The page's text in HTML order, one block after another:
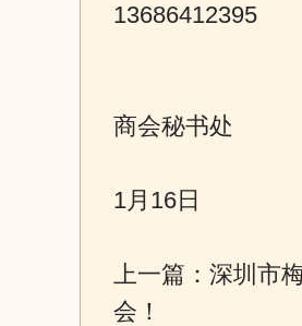
13686412395
商会秘书处
1月16日
上一篇： 深圳市
会！